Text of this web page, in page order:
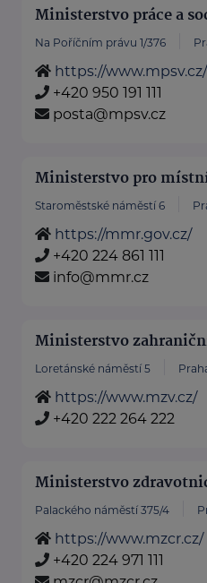
Ministerstvo práce a
Na Poříčním právu 1/376
https://www.mpsv.cz/
+420 950 191 111
posta@mpsv.cz
Ministerstvo pro
Staroměstské náměstí 6
https://mmr.gov.cz/
+420 224 861 111
info@mmr.cz
Ministerstvo
Loretánské náměstí 5
https://www.mzv.cz/
+420 222 264 222
Ministerstvo
Palackého náměstí 375/4
https://www.mzcr.cz/
+420 224 971 111